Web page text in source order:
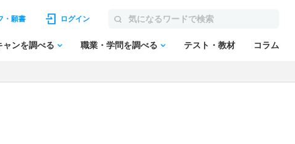
・願書 ログイン
ャンを調べる 職業・学問を調べる テスト・教材 コラム